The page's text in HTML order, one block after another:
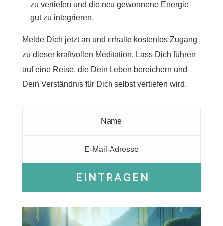
zu vertiefen und die neu gewonnene Energie
gut zu integrieren.
Melde Dich jetztan und erhalte kostenlos Zugang
zu dieser kraftvollen Meditation. Lass Dich führen
auf eine Reise, die Dein Leben bereichern und
Dein Verständnis für Dich selbst vertiefen wird.
EINTRAGEN